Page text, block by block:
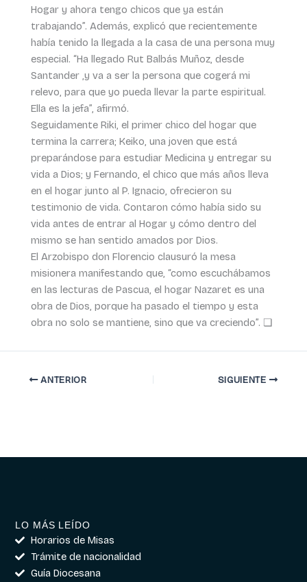
Hogar y ahora tengo chicos que ya están
trabajando”. Además, explicó que recientemente
había tenido la llegada a la casa de una persona muy
especial. “Ha llegado Rut Balbás Muñoz, desde
Santander ,y va a ser la persona que cogerá mi
relevo, para que yo pueda llevar la parte espiritual.
Ella es la jefa”, afirmó.
Seguidamente Riki, el primer chico del hogar que
termina la carrera; Keiko, una joven que está
preparándose para estudiar Medicina y entregar su
vida a Dios; y Fernando, el chico que más años lleva
en el hogar junto al P. Ignacio, ofrecieron su
testimonio de vida. Contaron cómo había sido su
vida antes de entrar al Hogar y cómo dentro del
mismo se han sentido amados por Dios.
El Arzobispo don Florencio clausuró la mesa
misionera manifestando que, “como escuchábamos
en las lecturas de Pascua, el hogar Nazaret es una
obra de Dios, porque ha pasado el tiempo y esta
obra no solo se mantiene, sino que va creciendo”. ❏
ANTERIOR SIGUIENTE
LO MÁS LEÍDO
Horarios de Misas
Trámite de nacionalidad
Guía Diocesana